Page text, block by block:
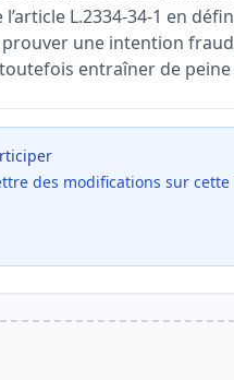
L.2334-34-1 en
une intention
entraîner de peine
des modifications sur